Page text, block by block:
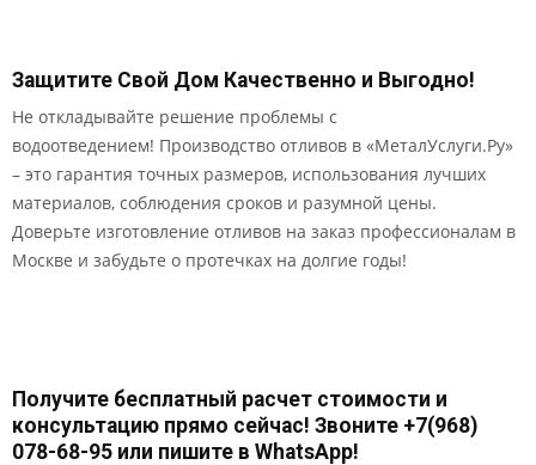
Защитите Свой Дом Качественно и Выгодно!
Не откладывайте решение проблемы с
водоотведением! Производство отливов в «МеталУслуги.Ру»
– это гарантия точных размеров, использования лучших
материалов, соблюдения сроков и разумной цены.
Доверьте изготовление отливов на заказ профессионалам в
Москве и забудьте о протечках на долгие годы!
Получите бесплатный расчет стоимости и
консультацию прямо сейчас! Звоните +7(968)
078-68-95 или пишите в WhatsApp!